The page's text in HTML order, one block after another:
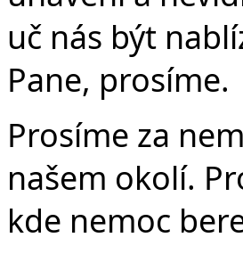
uč nás být
Pane, prosíme.
Prosíme za
našem okolí.
kde nemoc